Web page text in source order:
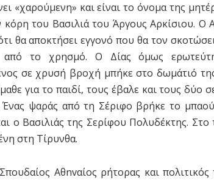
«χαρούμενη» και είναι το όνομα της
του Βασιλιά του Άργους Αρκίσιου. Ο
θα αποκτήσει εγγονό που θα τον
από το χρησμό. Ο Δίας όμως
σε χρυσή βροχή μπήκε στο δωμάτιό
για το παιδί, τους έβαλε και τους δύο
Ένας ψαράς από τη Σέριφο βρήκε το
ο Βασιλιάς της Σερίφου Πολυδέκτης.
στη Τίρυνθα.
Aθnvαίoς ρήτορας και